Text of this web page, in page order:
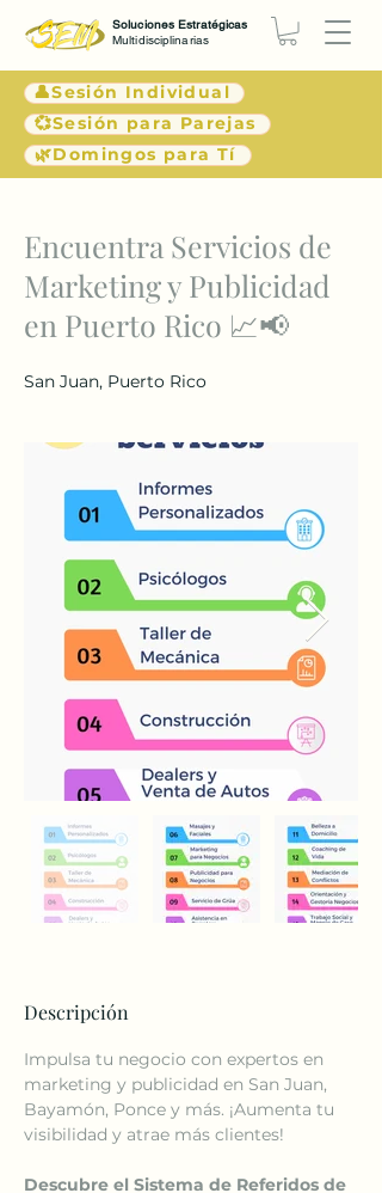
👤Sesión Individual
💞Sesión para Parejas
🌿Domingos para Tí
Soluciones Estratégicas
Multidisciplinarias
< Atrás
Encuentra Servicios de
Marketing y Publicidad
en Puerto Rico 📈📢
San Juan, Puerto Rico
Descripción
Impulsa tu negocio con expertos en
marketing y publicidad en San Juan,
Bayamón, Ponce y más. ¡Aumenta tu
visibilidad y atrae más clientes!
Descubre el Sistema de Referidos de